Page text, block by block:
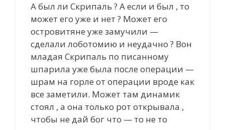
А был ли Скрипаль ? А если и был , то
может его уже и нет ? Может его
островитяне уже замучили —
сделали лоботомию и неудачно ? Вон
младая Скрипаль по писанному
шпарила уже была после операции —
шрам на горле от операции вроде как
все заметили. Может там динамик
стоял , а она только рот открывала ,
чтобы не дай бог что — то не то